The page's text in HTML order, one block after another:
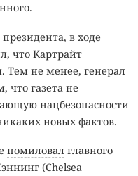
в ходе
что Картрайт
Тем не менее, генерал
что газета не
нацбезопасности
новых фактов.
помиловал главного
(Chelsea